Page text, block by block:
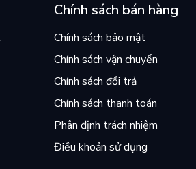
Chính sách bán hàng
Chính sách bảo mật
Chính sách vận chuyển
Chính sách đổi trả
Chính sách thanh toán
Phân định trách nhiệm
Điều khoản sử dụng